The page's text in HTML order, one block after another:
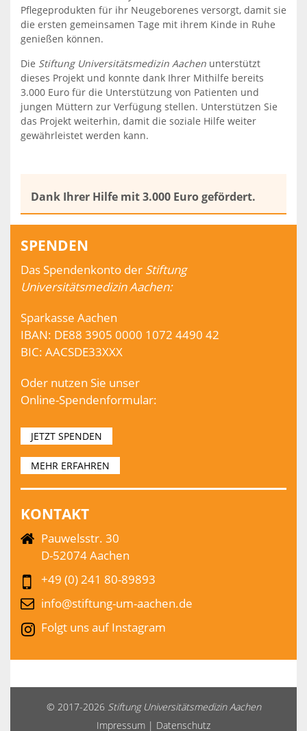
Pflegeprodukten für ihr Neugeborenes versorgt, damit sie
die ersten gemeinsamen Tage mit ihrem Kinde in Ruhe
genießen können.
Die Stiftung Universitätsmedizin Aachen unterstützt
dieses Projekt und konnte dank Ihrer Mithilfe bereits
3.000 Euro für die Unterstützung von Patienten und
jungen Müttern zur Verfügung stellen. Unterstützen Sie
das Projekt weiterhin, damit die soziale Hilfe weiter
gewährleistet werden kann.
Dank Ihrer Hilfe mit 3.000 Euro gefördert.
SPENDEN
Das Spendenkonto der Stiftung
Universitätsmedizin Aachen:
Sparkasse Aachen
IBAN: DE88 3905 0000 1072 4490 42
BIC: AACSDE33XXX
Oder nutzen Sie unser
Online-Spendenformular:
JETZT SPENDEN
MEHR ERFAHREN
KONTAKT
Pauwelsstr. 30
D-52074 Aachen
+49 (0) 241 80-89893
info@stiftung-um-aachen.de
Folgt uns auf Instagram
© 2017-2026 Stiftung Universitätsmedizin Aachen
Impressum | Datenschutz